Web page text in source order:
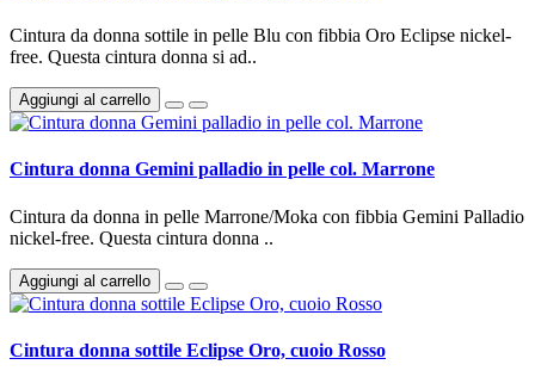
Cintura da donna sottile in pelle Blu con fibbia Oro Eclipse nickel-
free. Questa cintura donna si ad..
Aggiungi al carrello
Cintura donna Gemini palladio in pelle col. Marrone
Cintura da donna in pelle Marrone/Moka con fibbia Gemini Palladio
nickel-free. Questa cintura donna ..
Aggiungi al carrello
Cintura donna sottile Eclipse Oro, cuoio Rosso